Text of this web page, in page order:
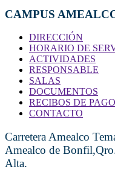
CAMPUS
DIRECCIÓN
HORARIO DE
ACTIVIDADES
RESPONSABLE
SALAS
DOCUMENTOS
RECIBOS DE PAGO
CONTACTO
Carretera Amealco
Amealco de
Alta.